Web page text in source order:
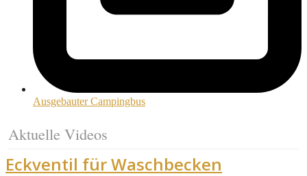
Ausgebauter Campingbus
Aktuelle Videos
Eckventil für Waschbecken